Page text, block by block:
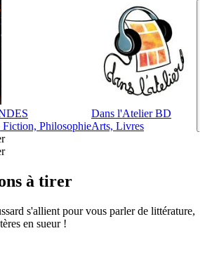
Fiction, Philosophie
Dans l'Atelier BD
Arts, Livres
à tirer
s'allient pour vous parler de littérature,
en sueur !